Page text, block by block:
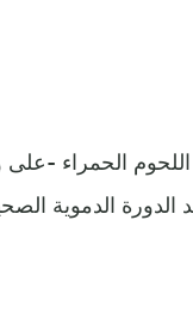
اللحوم الحمراء -
الدورة الدموية